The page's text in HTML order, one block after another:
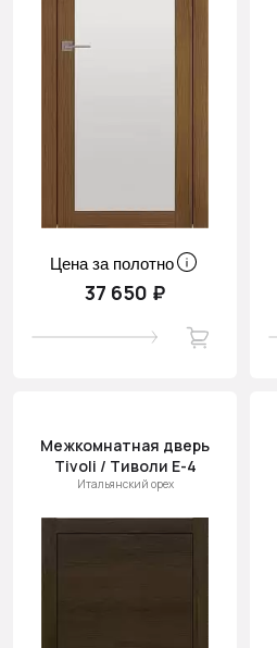
Цена за полотно
37 650 ₽
Межкомнатная дверь
Tivoli / Тиволи Е-4
Итальянский орех